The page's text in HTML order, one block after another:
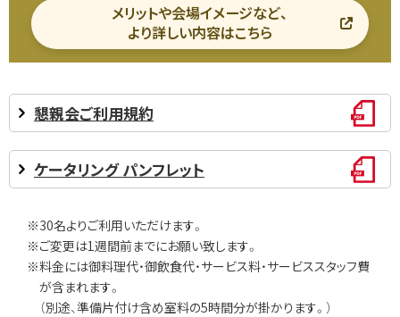
メリットや会場イメージなど、
より詳しい内容はこちら
懇親会ご利用規約
ケータリング パンフレット
※30名よりご利用いただけます。
※ご変更は1週間前までにお願い致します。
※料金には御料理代・御飲食代・サービス料・サービススタッフ費
が含まれます。
（別途、準備片付け含め室料の5時間分が掛かります。）